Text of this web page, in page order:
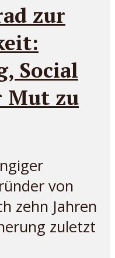
zur
Social
Mut zu
von
zehn Jahren
zuletzt